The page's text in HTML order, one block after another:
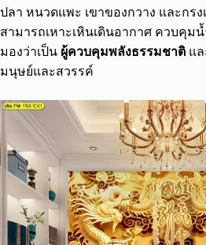
ปลา หนวดแพะ เขาของกวาง และกร
สามารถเหาะเหินเดินอากาศ ควบคุม
มองว่าเป็น ผู้ควบคุมพลังธรรมชาติ แ
มนุษย์และสวรรค์